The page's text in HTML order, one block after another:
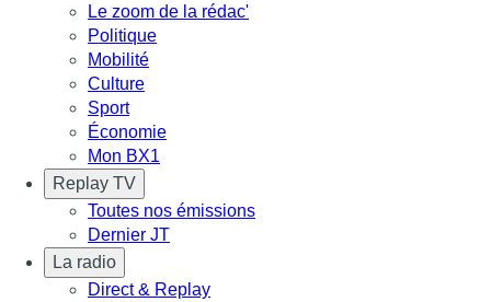
Le zoom de la rédac'
Politique
Mobilité
Culture
Sport
Économie
Mon BX1
Replay TV
Toutes nos émissions
Dernier JT
La radio
Direct & Replay